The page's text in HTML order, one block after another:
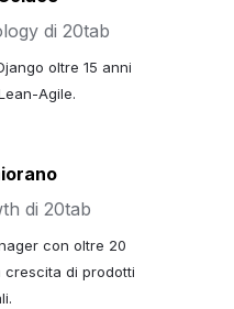
di 20tab
oltre 15 anni
Agile.
di 20tab
con oltre 20
crescita di prodotti